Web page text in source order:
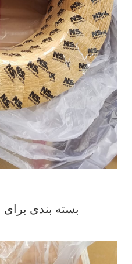
بسته بندی برای